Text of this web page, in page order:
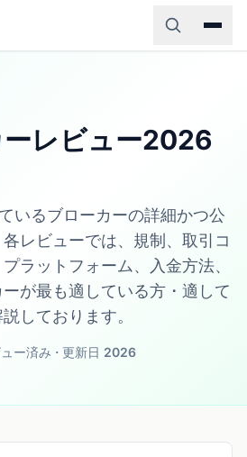
レビュー2026
いるブローカーの詳細かつ公
レビューでは、規制、取引コ
ラットフォーム、入金方法、
が最も適している方・適して
しております。
ー済み · 更新日 2026